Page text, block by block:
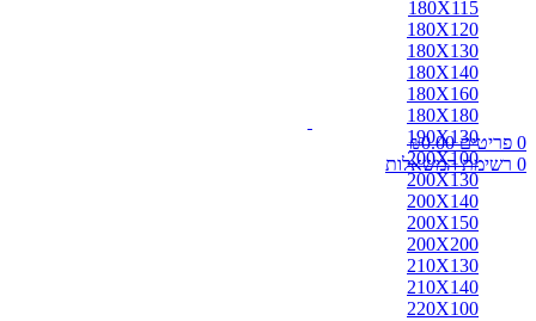
0 פריטים ₪0.00
0 רשימת המשאלות
180X115
180X120
180X130
180X140
180X160
180X180
190X130
200X100
200X130
200X140
200X150
200X200
210X130
210X140
220X100